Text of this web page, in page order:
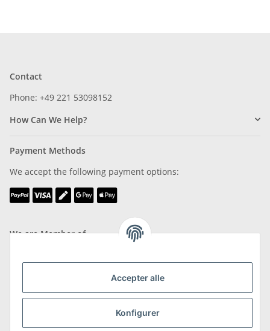
Accepter alle
Konfigurer
Contact
Phone: +49 221 53098152
How Can We Help?
Payment Methods
We accept the following payment options:
We are Member of